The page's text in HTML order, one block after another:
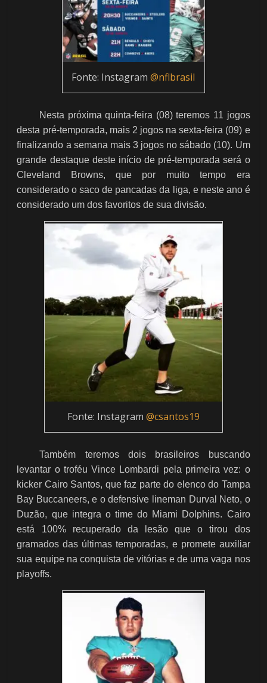
Fonte: Instagram@nflbrasil
Nesta próxima quinta-feira (08) teremos 11 jogos
desta pré-temporada, mais 2 jogos na sexta-feira (09) e
finalizando a semana mais 3 jogos no sábado (10). Um
grande destaque deste início de pré-temporada será o
Cleveland Browns, que por muito tempo era
considerado o saco de pancadas da liga, e neste ano é
considerado um dos favoritos de sua divisão.
Fonte: Instagram @csantos19
Também teremos dois brasileiros buscando
levantar o troféu Vince Lombardi pela primeira vez: o
kicker Cairo Santos, que faz parte do elenco do Tampa
Bay Buccaneers, e o defensive lineman Durval Neto, o
Duzão, que integra o time do Miami Dolphins. Cairo
está 100% recuperado da lesão que o tirou dos
gramados das últimas temporadas, e promete auxiliar
sua equipe na conquista de vitórias e de uma vaga nos
playoffs.